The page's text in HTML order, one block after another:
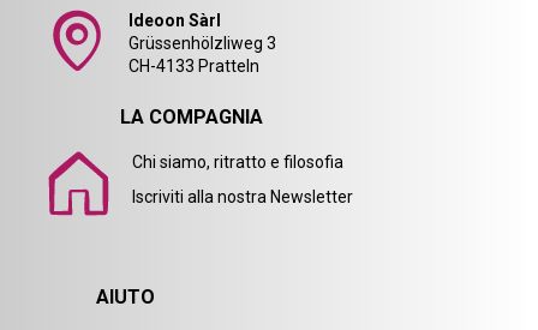
Ideoon Sàrl
Grüssenhölzliweg 3
CH-4133 Pratteln
LA COMPAGNIA
Chi siamo, ritratto e filosofia
Iscriviti alla nostra Newsletter
AIUTO